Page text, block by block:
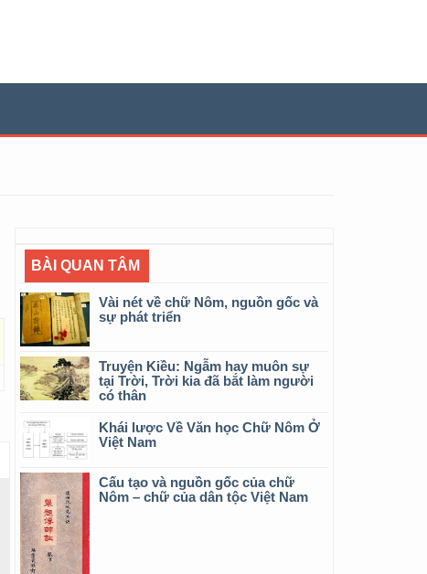
BÀI QUAN TÂM
Vài nét về chữ Nôm, nguồn gốc và
sự phát triển
Truyện Kiều: Ngẫm hay muôn sự
tại Trời, Trời kia đã bắt làm người
có thân
Khái lược Về Văn học Chữ Nôm Ở
Việt Nam
Cấu tạo và nguồn gốc của chữ
Nôm – chữ của dân tộc Việt Nam